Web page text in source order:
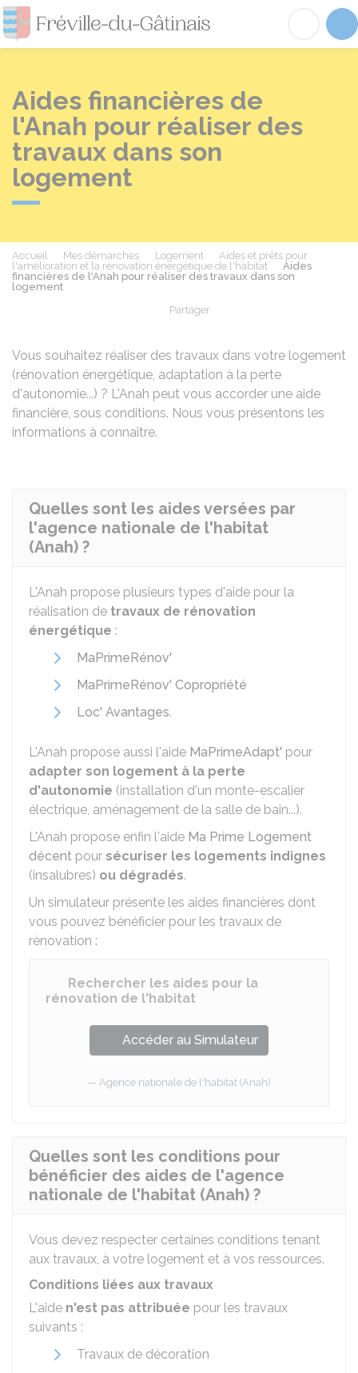
Fréville-du-
Aides financières de
l'Anah pour réaliser des
travaux dans son
logement
Accueil Mes démarches Logement
Aides et prêts pour
l'amélioration et la rénovation énergétique de l'habitat
Aides
financières de l'Anah pour réaliser des travaux dans son
logement
Partager
Vous souhaitez réaliser des travaux dans votre logement
(rénovation énergétique, adaptation à la perte
d'autonomie...) ? L'Anah peut vous accorder une aide
financière, sous conditions. Nous vous présentons les
informations à connaître.
Quelles sont les aides versées par
l'agence nationale de l'habitat
(Anah) ?
L'Anah propose plusieurs types d'aide pour la
réalisation de travaux de rénovation
énergétique :
MaPrimeRénov'
MaPrimeRénov' Copropriété
Loc' Avantages.
L'Anah propose aussi l'aide MaPrimeAdapt' pour
adapter son logement à la perte
d'autonomie (installation d'un monte-escalier
électrique, aménagement de la salle de bain...).
L'Anah propose enfin l'aide Ma Prime Logement
décent pour sécuriser les logements indignes
(insalubres) ou dégradés.
Un simulateur présente les aides financières dont
vous pouvez bénéficier pour les travaux de
rénovation :
Rechercher les aides pour la
rénovation de l'habitat
Accéder au Simulateur
Agence nationale de l'habitat (Anah)
Quelles sont les conditions pour
bénéficier des aides de l'agence
nationale de l'habitat (Anah) ?
Vous devez respecter certaines conditions tenant
aux travaux, à votre logement et à vos ressources.
Conditions liées aux travaux
L'aide n'est pas attribuée pour les travaux
suivants :
Travaux de décoration